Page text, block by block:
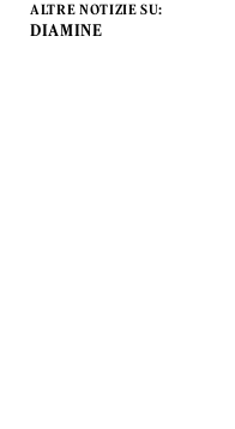
ALTRE NOTIZIE SU:
DIAMINE